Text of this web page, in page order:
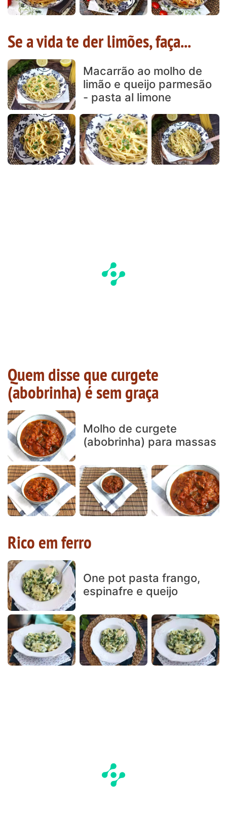
Se a vida te der limões, faça...
Macarrão ao molho de
limão e queijo parmesão
- pasta al limone
Quem disse que curgete
(abobrinha) é sem graça
Molho de curgete
(abobrinha) para massas
Rico em ferro
One pot pasta frango,
espinafre e queijo